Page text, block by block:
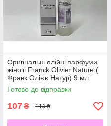
Оригінальні олійні парфуми
жіночі Franck Olivier Nature (
Франк Олів'є Натур) 9 мл
Готово до відправки
107 ₴ 113 ₴